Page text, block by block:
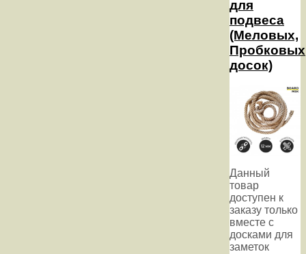
для
подвеса
(Меловых,
Пробковых
досок)
Данный
товар
доступен к
заказу только
вместе с
досками для
заметок